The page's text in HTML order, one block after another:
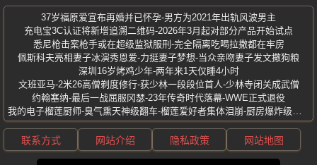
37岁福原爱宣布再婚并已怀孕-男方为2021年出轨风波男主
充电宝3C认证将新增追溯二维码-2026年3月起对部分产品开始试点
悉尼枪击案枪手或在超级监狱服刑-完全隔离吃喝拉撒都在牢房
佩斯科夫亮相妻子冰演秀恩爱-力挺妻子梦想-当众亲吻妻子发文撒狗粮
深圳16岁烤鸡少年-两年来1天仅睡4小时
文班亚马-2米26高僧剃度修行-获少林一段段位首人-少林寺闭关成武僧
约翰塞纳-最后一战屈服冈瑟-23年传奇时代落幕-WWE正式退役
联系方式 网站介绍 隐私政策 网站地图